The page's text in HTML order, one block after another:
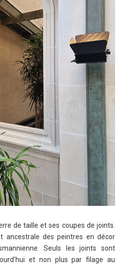
de taille et ses coupes de joints.
ancestrale des peintres en décor
Seuls les joints sont
et non plus par filage au